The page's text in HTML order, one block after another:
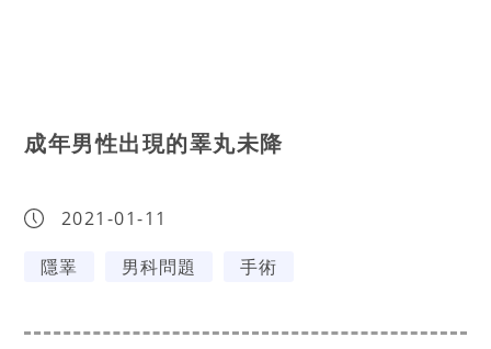
成年男性出現的睪丸未降
2021-01-11
隱睪
男科問題 手術